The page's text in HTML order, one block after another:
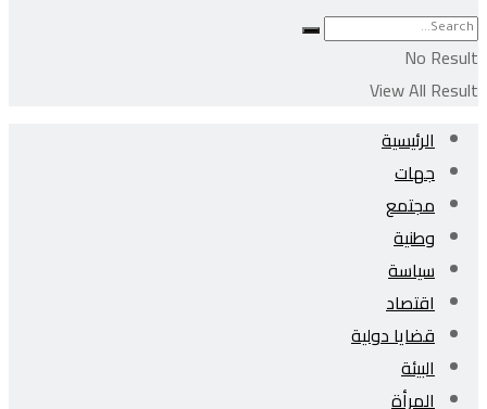
No Result
View All Result
الرئيسية
جهات
مجتمع
وطنية
سياسة
اقتصاد
قضايا دولية
البيئة
المرأة